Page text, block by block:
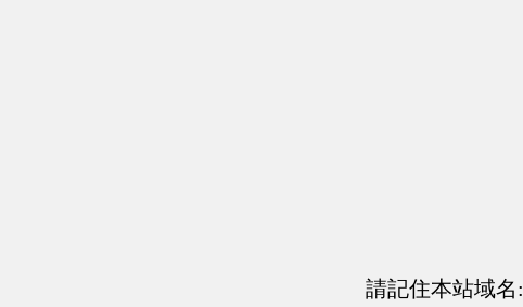
請記住本站域名: